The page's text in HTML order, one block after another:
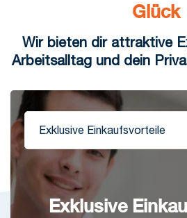
Glück
Wir bieten dir attraktive
Arbeitsalltag und dein
Exklusive